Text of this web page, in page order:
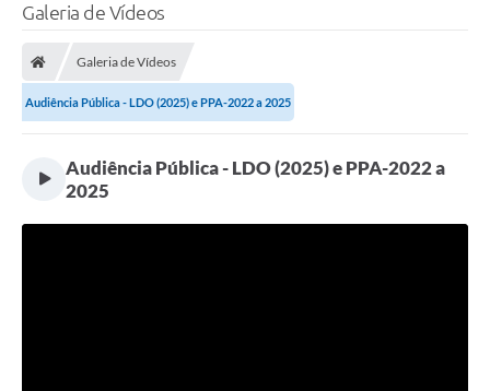
Galeria de Vídeos
Galeria de Vídeos
Audiência Pública - LDO (2025) e PPA-2022 a 2025
Audiência Pública - LDO (2025) e PPA-2022 a
2025